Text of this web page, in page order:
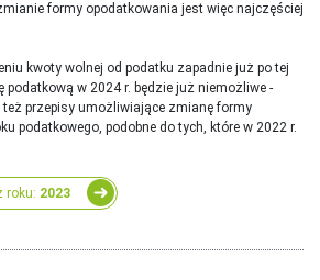
formy opodatkowania jest więc najczęściej
kwoty wolnej od podatku zapadnie już po tej
podatkową w 2024 r. będzie już niemożliwe -
przepisy umożliwiające zmianę formy
podatkowego, podobne do tych, które w 2022 r.
roku: 2023